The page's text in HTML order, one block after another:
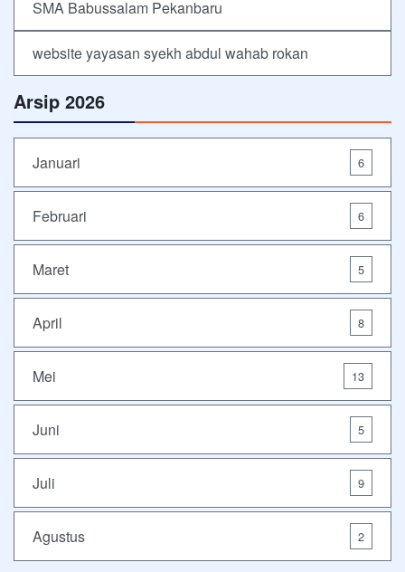
SMA Babussalam Pekanbaru
website yayasan syekh abdul wahab rokan
Arsip 2026
Januari 6
Februari 6
Maret 5
April 8
Mei 13
Juni 5
Juli 9
Agustus 2